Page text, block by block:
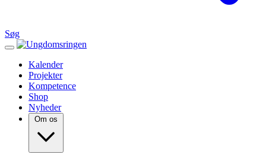
Søg
Kalender
Projekter
Kompetence
Shop
Nyheder
Om os